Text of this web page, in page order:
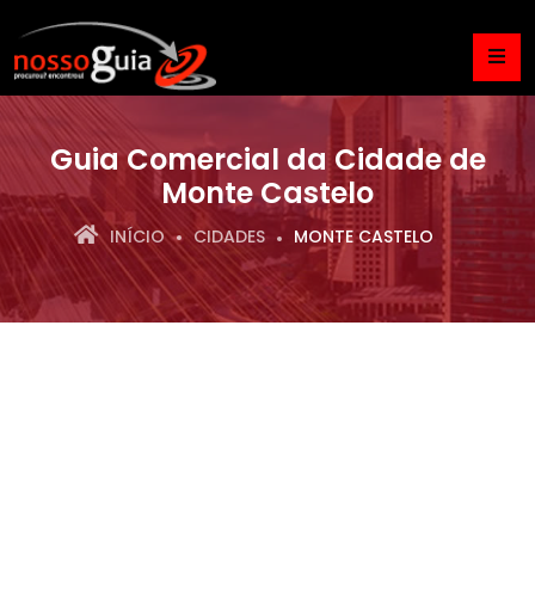
Guia Comercial da Cidade de
Monte Castelo
INÍCIO CIDADES MONTE CASTELO